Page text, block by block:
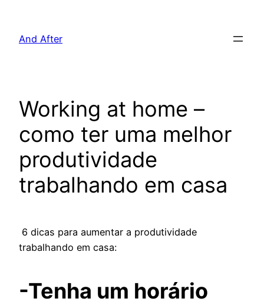
And After
Working at home –
como ter uma melhor
produtividade
trabalhando em casa
6 dicas para aumentar a produtividade
trabalhando em casa:
-Tenha um horário